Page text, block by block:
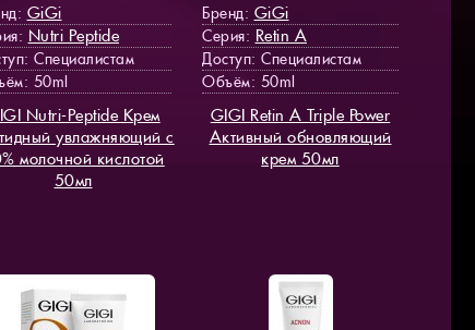
GiGi
Nutri Peptide
: Специалистам
50ml
Nutri-Peptide Крем
увлажняющий с
молочной кислотой
50мл
Бренд: GiGi
Серия: Retin A
Доступ: Специалистам
Объём: 50ml
GIGI Retin A Triple Power
Активный обновляющий
крем 50мл